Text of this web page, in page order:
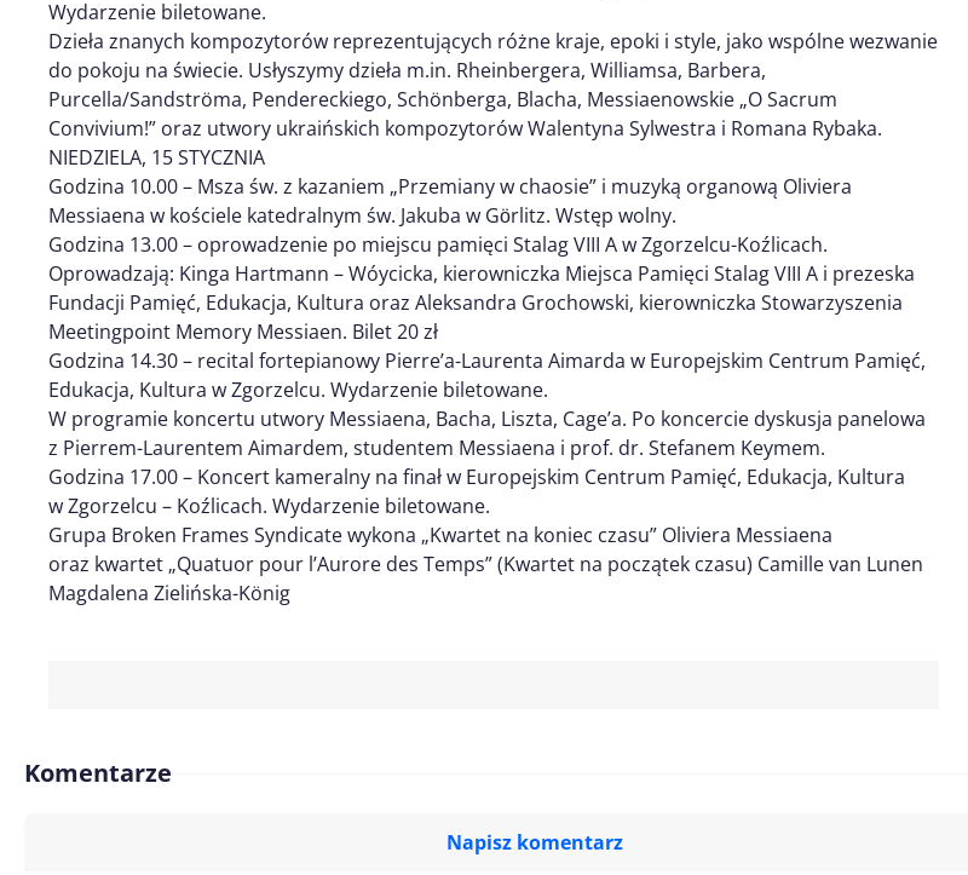
Wydarzenie biletowane.
Dzieła znanych kompozytorów reprezentujących różne kraje, epoki i style, jako wspólne wezwanie
do pokoju na świecie. Usłyszymy dzieła m.in. Rheinbergera, Williamsa, Barbera,
Purcella/Sandströma, Pendereckiego, Schönberga, Blacha, Messiaenowskie „O Sacrum
Convivium!” oraz utwory ukraińskich kompozytorów Walentyna Sylwestra i Romana Rybaka.
NIEDZIELA, 15 STYCZNIA
Godzina 10.00 – Msza św. z kazaniem „Przemiany w chaosie” i muzyką organową Oliviera
Messiaena w kościele katedralnym św. Jakuba w Gӧrlitz. Wstęp wolny.
Godzina 13.00 – oprowadzenie po miejscu pamięci Stalag VIII A w Zgorzelcu-Koźlicach.
Oprowadzają: Kinga Hartmann – Wóycicka, kierowniczka Miejsca Pamięci Stalag VIII A i prezeska
Fundacji Pamięć, Edukacja, Kultura oraz Aleksandra Grochowski, kierowniczka Stowarzyszenia
Meetingpoint Memory Messiaen. Bilet 20 zł
Godzina 14.30 – recital fortepianowy Pierre’a-Laurenta Aimarda w Europejskim Centrum Pamięć,
Edukacja, Kultura w Zgorzelcu. Wydarzenie biletowane.
W programie koncertu utwory Messiaena, Bacha, Liszta, Cage’a. Po koncercie dyskusja panelowa
z Pierrem-Laurentem Aimardem, studentem Messiaena i prof. dr. Stefanem Keymem.
Godzina 17.00 – Koncert kameralny na finał w Europejskim Centrum Pamięć, Edukacja, Kultura
w Zgorzelcu – Koźlicach. Wydarzenie biletowane.
Grupa Broken Frames Syndicate wykona „Kwartet na koniec czasu” Oliviera Messiaena
oraz kwartet „Quatuor pour l’Aurore des Temps” (Kwartet na początek czasu) Camille van Lunen
Magdalena Zielińska-König
Komentarze
Napisz komentarz